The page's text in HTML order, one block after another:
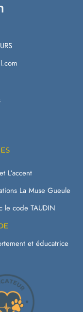
L’accent
La Muse Gueule
le code TAUDIN
et éducatrice